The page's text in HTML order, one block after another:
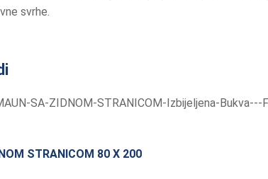
svrhe.
STRANICOM 80 X 200